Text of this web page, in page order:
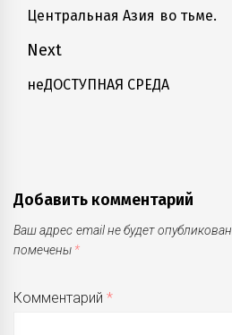
по
записям
Previous
Центральная Азия во тьме.
Next
Next
неДОСТУПНАЯ СРЕДА
Добавить комментарий
Ваш адрес email не будет опубликован.
помечены *
Комментарий*